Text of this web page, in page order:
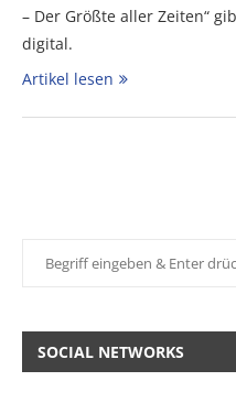
– Der Größte aller Zeiten“
digital.
Artikel lesen
SOCIAL NETWORKS